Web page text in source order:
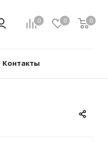
0 0 0
Контакты